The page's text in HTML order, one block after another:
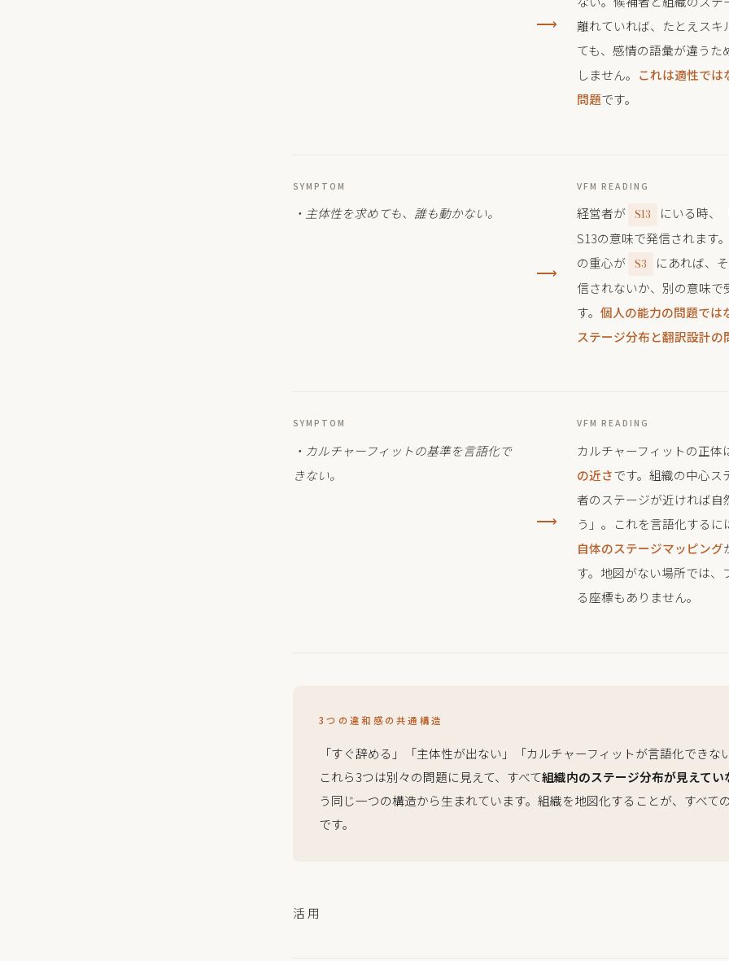
⟶
離れていれば、たとえスキ
ても、感情の語彙が違うた
しません。 これは適性では
問題です。
SYMPTOM
・主体性を求めても、誰も動かない。
⟶
VFM READING
経営者が S13
にいる時、
S13の意味で発信されます
の重心が S3
にあれば、
信されないか、別の意味で
す。 個人の能力の問題では
ステージ分布と翻訳設計の
SYMPTOM
・カルチャーフィットの基準を言語化で
きない。
⟶
VFM READING
カルチャーフィットの正体
の近さです。組織の中心ス
者のステージが近ければ自
う」。これを言語化するに
自体のステージマッピング
す。地図がない場所では、
る座標もありません。
3つの違和感の共通構造
「すぐ辞める」「主体性が出ない」「カルチャーフィットが言語化でき
これら3つは別々の問題に見えて、すべて組織内のステージ分布が見えてい
う同じ一つの構造から生まれています。組織を地図化することが、すべて
です。
活用